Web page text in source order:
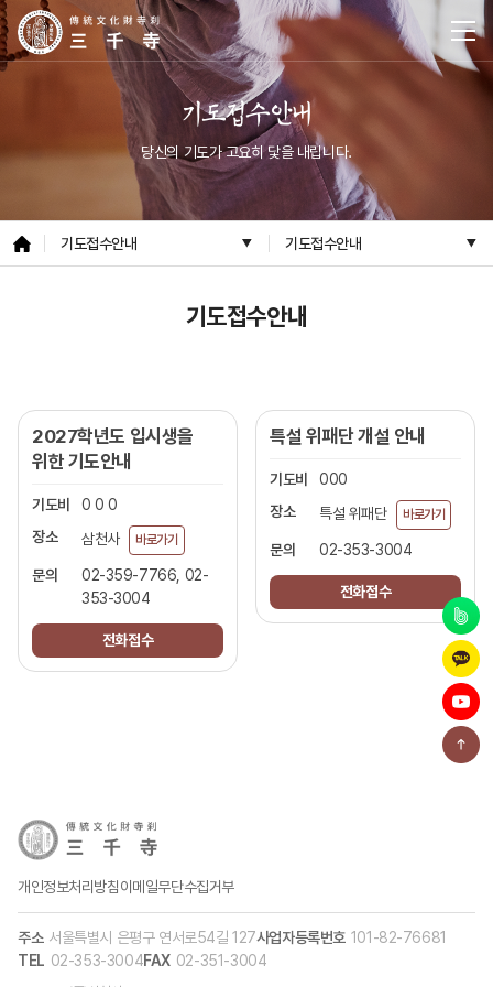
기도접수안내
당신의 기도가 고요히 닻을 내립니다.
기도접수안내 기도접수안내
기도접수안내
2027학년도 입시생을
위한 기도안내
기도비
0 0 0
장소
삼천사 바로가기
문의
02-359-7766, 02-
353-3004
전화접수
특설 위패단 개설 안내
기도비
000
장소
특설 위패단 바로가기
문의 02-353-3004
전화접수
개인정보처리방침이메일무단수집거부
주소 서울특별시 은평구 연서로54길 127사업자등록번호 101-82-76681
TEL 02-353-3004FAX 02-351-3004